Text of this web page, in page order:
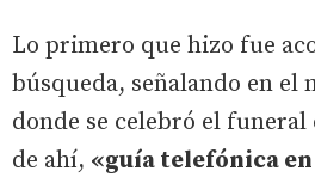
Lo primero que hizo fue
búsqueda, señalando en el
donde se celebró el
de ahí, «guía telefónica